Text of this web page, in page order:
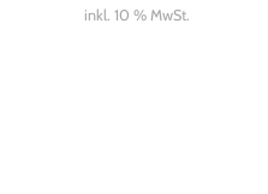
inkl. 10 % MwSt.